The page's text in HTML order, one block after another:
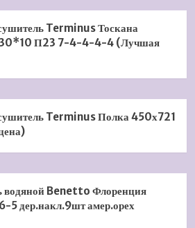
Terminus Тоскана
П23 7-4-4-4-4 (Лучшая
Terminus Полка 450х721
водяной Benetto Флоренция
дер.накл.9шт амер.орех